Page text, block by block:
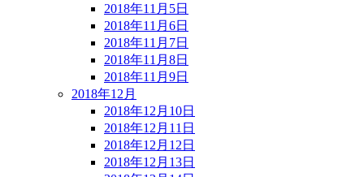
2018年11月5日
2018年11月6日
2018年11月7日
2018年11月8日
2018年11月9日
2018年12月
2018年12月10日
2018年12月11日
2018年12月12日
2018年12月13日